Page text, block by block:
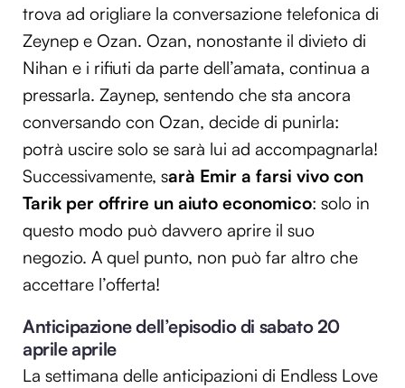
trova ad origliare la conversazione telefonica di
Zeynep e Ozan. Ozan, nonostante il divieto di
Nihan e i rifiuti da parte dell’amata, continua a
pressarla. Zaynep, sentendo che sta ancora
conversando con Ozan, decide di punirla:
potrà uscire solo se sarà lui ad accompagnarla!
Successivamente, sarà Emir a farsi vivo con
Tarik per offrire un aiuto economico: solo in
questo modo può davvero aprire il suo
negozio. A quel punto, non può far altro che
accettare l’offerta!
Anticipazione dell’episodio di sabato 20
aprile aprile
La settimana delle anticipazioni di Endless Love